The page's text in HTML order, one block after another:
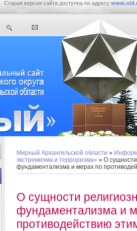
Старая версия сайта доступна по адресу
Мирный Архангельской области »
экстремизма и терроризма» » О сущности
фундаментализма и мерах по
О сущности
фундаментализма и
противодействию